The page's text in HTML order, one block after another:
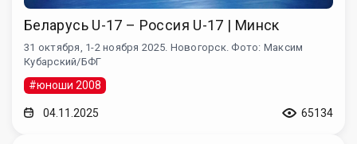
Беларусь U-17 – Россия U-17 | Минск
31 октября, 1-2 ноября 2025. Новогорск. Фото: Максим
Кубарский/БФГ
#юноши 2008
04.11.2025 65134